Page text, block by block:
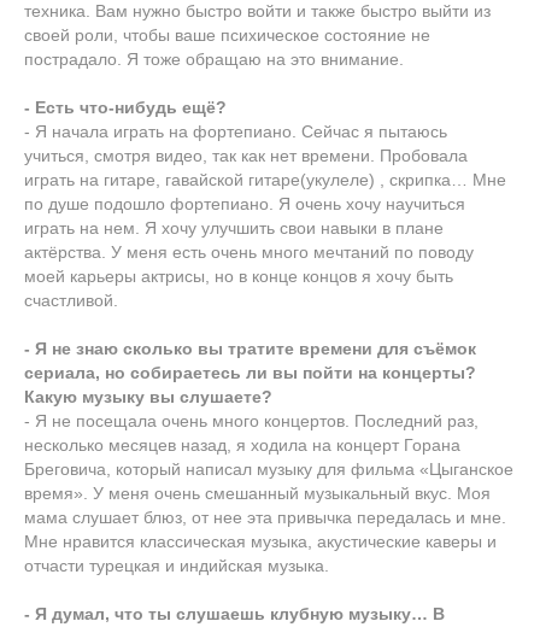
техника. Вам нужно быстро войти и также быстро выйти из
своей роли, чтобы ваше психическое состояние не
пострадало. Я тоже обращаю на это внимание.
- Есть что-нибудь ещё?
- Я начала играть на фортепиано. Сейчас я пытаюсь
учиться, смотря видео, так как нет времени. Пробовала
играть на гитаре, гавайской гитаре(укулеле) , скрипка… Мне
по душе подошло фортепиано. Я очень хочу научиться
играть на нем. Я хочу улучшить свои навыки в плане
актёрства. У меня есть очень много мечтаний по поводу
моей карьеры актрисы, но в конце концов я хочу быть
счастливой.
- Я не знаю сколько вы тратите времени для съёмок
сериала, но собираетесь ли вы пойти на концерты?
Какую музыку вы слушаете?
- Я не посещала очень много концертов. Последний раз,
несколько месяцев назад, я ходила на концерт Горана
Бреговича, который написал музыку для фильма «Цыганское
время». У меня очень смешанный музыкальный вкус. Моя
мама слушает блюз, от нее эта привычка передалась и мне.
Мне нравится классическая музыка, акустические каверы и
отчасти турецкая и индийская музыка.
- Я думал, что ты слушаешь клубную музыку… В